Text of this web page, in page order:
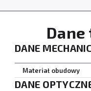
DANE
Materiał obudowy
DANE